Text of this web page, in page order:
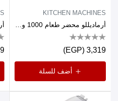
KITCHEN MACHINES
3,319 (EGP)
أضف للسلة